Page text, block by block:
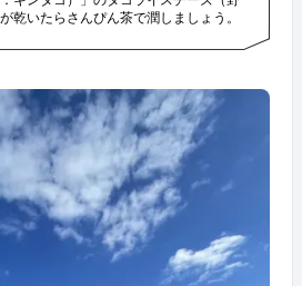
乾いたらさんぴん茶で潤しましょう。